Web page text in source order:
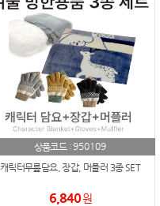
상품코드 :950109
캐릭터무릎담요, 장갑, 머플러 3종 SET
6,840원